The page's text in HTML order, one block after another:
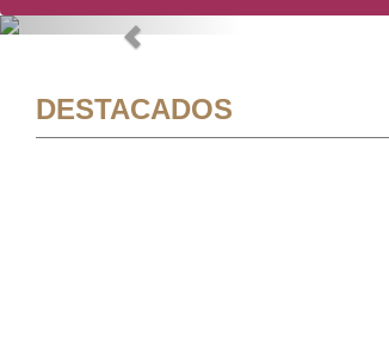
Previous
DESTACADOS